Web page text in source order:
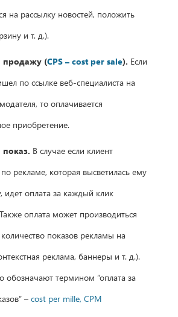
на рассылку новостей, положить
и т. д.).
продажу (CPS – cost per sale). Если
по ссылке веб-специалиста на
то оплачивается
приобретение.
показ. В случае если клиент
рекламе, которая высветилась ему
идет оплата за каждый клик
оплата может производиться
показов рекламы на
реклама, баннеры и т. д.).
обозначают термином “оплата за
– cost per mille, CPM